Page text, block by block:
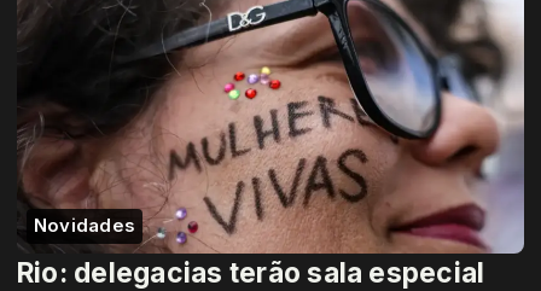
Novidades
Rio: delegacias terão sala especial